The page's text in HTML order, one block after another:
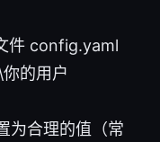
件 config.yaml
的用户
为合理的值（常